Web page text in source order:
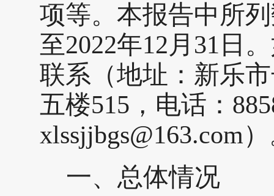
项等。本报告中所
至2022年12月31日
联系（地址：新乐
五楼515，电话：
xlssjjbgs@163.com
一、 总体情况